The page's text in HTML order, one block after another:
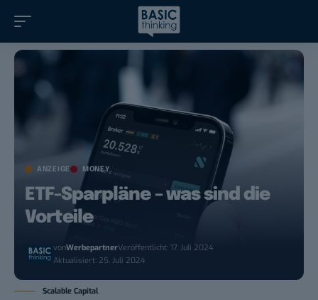
ANZEIGE MONEY
ETF-Sparpläne – was sind die
Vorteile
vonWerbepartnerVeröffentlicht: 17. Juli 2024
Aktualisiert: 25. Juli 2024
Scalable Capital